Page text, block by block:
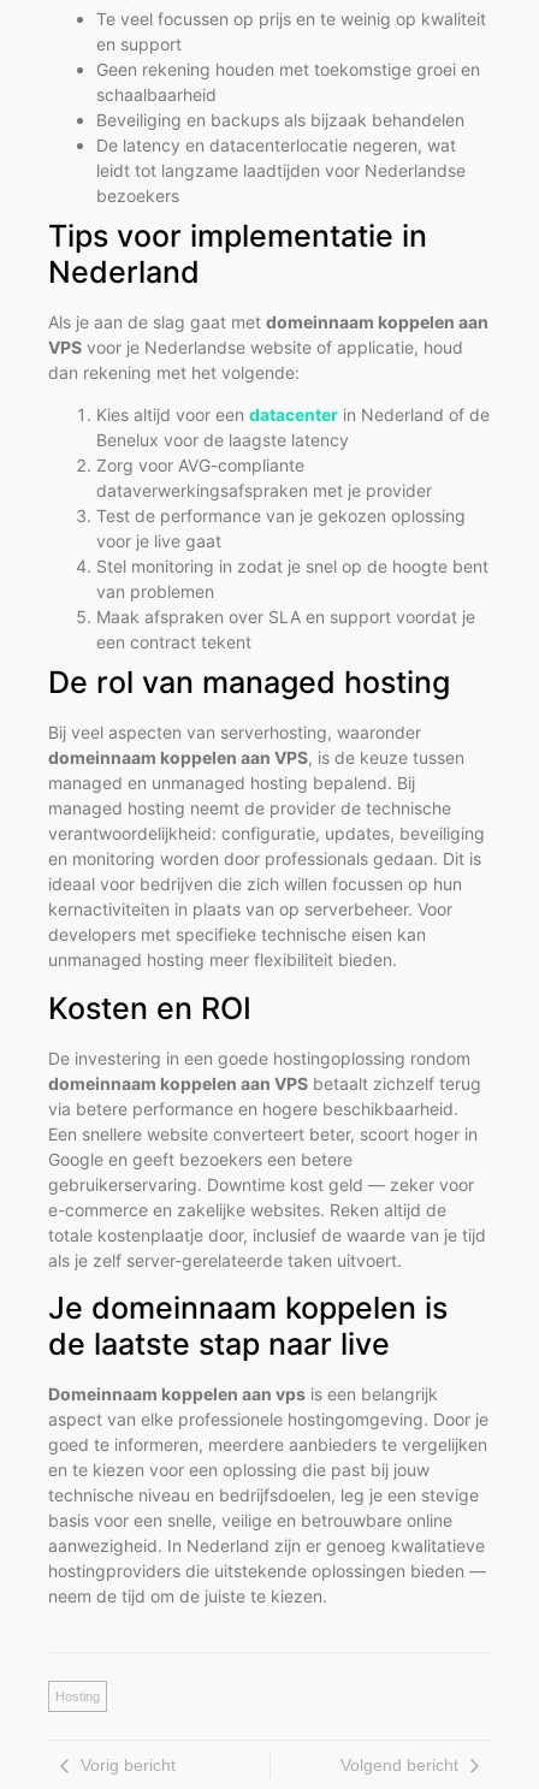
Te veel focussen op prijs en te weinig op kwaliteit
en support
Geen rekening houden met toekomstige groei en
schaalbaarheid
Beveiliging en backups als bijzaak behandelen
De latency en datacenterlocatie negeren, wat
leidt tot langzame laadtijden voor Nederlandse
bezoekers
Tips voor implementatie in
Nederland
Als je aan de slag gaat met domeinnaam koppelen aan
VPS voor je Nederlandse website of applicatie, houd
dan rekening met het volgende:
Kies altijd voor een datacenter in Nederland of de
Benelux voor de laagste latency
Zorg voor AVG-compliante
dataverwerkingsafspraken met je provider
Test de performance van je gekozen oplossing
voor je live gaat
Stel monitoring in zodat je snel op de hoogte bent
van problemen
Maak afspraken over SLA en support voordat je
een contract tekent
De rol van managed hosting
Bij veel aspecten van serverhosting, waaronder
domeinnaam koppelen aan VPS, is de keuze tussen
managed en unmanaged hosting bepalend. Bij
managed hosting neemt de provider de technische
verantwoordelijkheid: configuratie, updates, beveiliging
en monitoring worden door professionals gedaan. Dit is
ideaal voor bedrijven die zich willen focussen op hun
kernactiviteiten in plaats van op serverbeheer. Voor
developers met specifieke technische eisen kan
unmanaged hosting meer flexibiliteit bieden.
Kosten en ROI
De investering in een goede hostingoplossing rondom
domeinnaam koppelen aan VPS betaalt zichzelf terug
via betere performance en hogere beschikbaarheid.
Een snellere website converteert beter, scoort hoger in
Google en geeft bezoekers een betere
gebruikerservaring. Downtime kost geld — zeker voor
e-commerce en zakelijke websites. Reken altijd de
totale kostenplaatje door, inclusief de waarde van je tijd
als je zelf server-gerelateerde taken uitvoert.
Je domeinnaam koppelen is
de laatste stap naar live
Domeinnaam koppelen aan vps is een belangrijk
aspect van elke professionele hostingomgeving. Door je
goed te informeren, meerdere aanbieders te vergelijken
en te kiezen voor een oplossing die past bij jouw
technische niveau en bedrijfsdoelen, leg je een stevige
basis voor een snelle, veilige en betrouwbare online
aanwezigheid. In Nederland zijn er genoeg kwalitatieve
hostingproviders die uitstekende oplossingen bieden —
neem de tijd om de juiste te kiezen.
Hosting
Vorig bericht Volgend bericht